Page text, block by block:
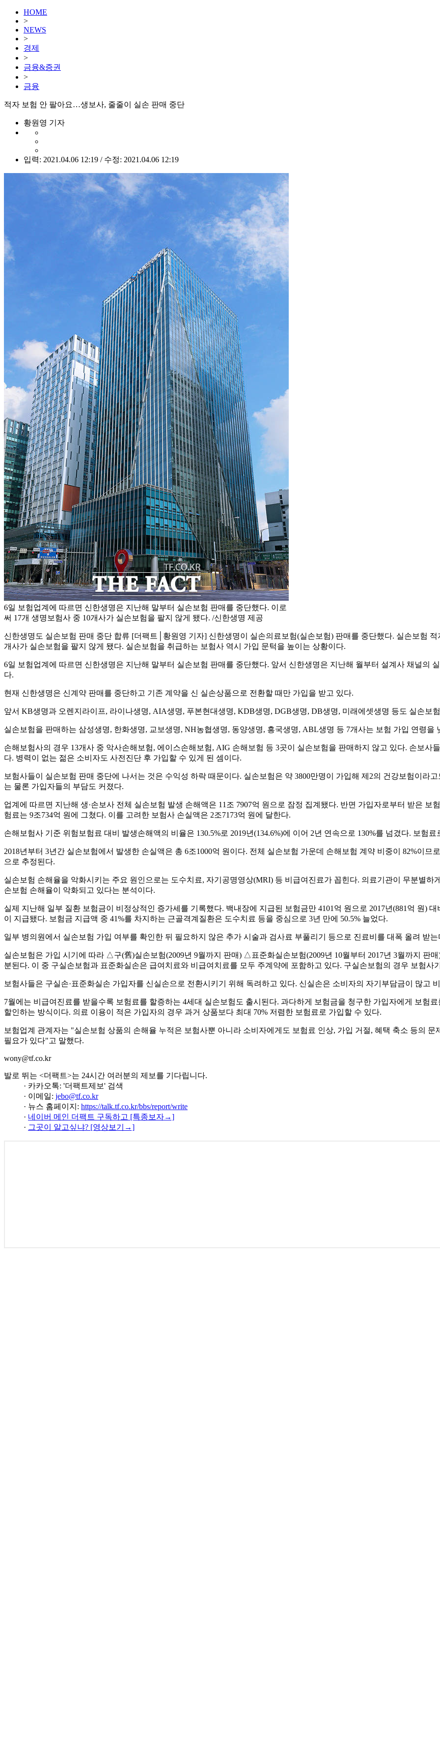
HOME
>
NEWS
>
경제
>
금융&증권
>
금융
적자 보험 안 팔아요…생보사, 줄줄이 실손 판매 중단
황원영 기자
입력: 2021.04.06 12:19 / 수정: 2021.04.06 12:19
6일 보험업계에 따르면 신한생명은 지난해 말부터 실손보험 판매를 중단했다. 이로
써 17개 생명보험사 중 10개사가 실손보험을 팔지 않게 됐다. /신한생명 제공
신한생명도 실손보험 판매 중단 합류 [더팩트│황원영 기자] 신한생명이 실손의료보험(실손보험) 판매를 중단했다. 실손보험
개사가 실손보험을 팔지 않게 됐다. 실손보험을 취급하는 보험사 역시 가입 문턱을 높이는 상황이다.
6일 보험업계에 따르면 신한생명은 지난해 말부터 실손보험 판매를 중단했다. 앞서 신한생명은 지난해 월부터 설계사 채널의
다.
현재 신한생명은 신계약 판매를 중단하고 기존 계약을 신 실손상품으로 전환할 때만 가입을 받고 있다.
앞서 KB생명과 오렌지라이프, 라이나생명, AIA생명, 푸본현대생명, KDB생명, DGB생명, DB생명, 미래에셋생명 등도 실손보
실손보험을 판매하는 삼성생명, 한화생명, 교보생명, NH농협생명, 동양생명, 흥국생명, ABL생명 등 7개사는 보험 가입 연령을
손해보험사의 경우 13개사 중 악사손해보험, 에이스손해보험, AIG 손해보험 등 3곳이 실손보험을 판매하지 않고 있다. 손보사
다. 병력이 없는 젊은 소비자도 사전진단 후 가입할 수 있게 된 셈이다.
보험사들이 실손보험 판매 중단에 나서는 것은 수익성 하락 때문이다. 실손보험은 약 3800만명이 가입해 제2의 건강보험이라
는 물론 가입자들의 부담도 커졌다.
업계에 따르면 지난해 생·손보사 전체 실손보험 발생 손해액은 11조 7907억 원으로 잠정 집계됐다. 반면 가입자로부터 받은
험료는 9조734억 원에 그쳤다. 이를 고려한 보험사 손실액은 2조7173억 원에 달한다.
손해보험사 기준 위험보험료 대비 발생손해액의 비율은 130.5%로 2019년(134.6%)에 이어 2년 연속으로 130%를 넘겼다. 보험
2018년부터 3년간 실손보험에서 발생한 손실액은 총 6조1000억 원이다. 전체 실손보험 가운데 손해보험 계약 비중이 82%이므
으로 추정된다.
실손보험 손해율을 악화시키는 주요 원인으로는 도수치료, 자기공명영상(MRI) 등 비급여진료가 꼽힌다. 의료기관이 무분별
손보험 손해율이 악화되고 있다는 분석이다.
실제 지난해 일부 질환 보험금이 비정상적인 증가세를 기록했다. 백내장에 지급된 보험금만 4101억 원으로 2017년(881억 원)
이 지급됐다. 보험금 지급액 중 41%를 차지하는 근골격계질환은 도수치료 등을 중심으로 3년 만에 50.5% 늘었다.
일부 병의원에서 실손보험 가입 여부를 확인한 뒤 필요하지 않은 추가 시술과 검사료 부풀리기 등으로 진료비를 대폭 올려 받
실손보험은 가입 시기에 따라 △구(舊)실손보험(2009년 9월까지 판매) △표준화실손보험(2009년 10월부터 2017년 3월까지 판
분된다. 이 중 구실손보험과 표준화실손은 급여치료와 비급여치료를 모두 주계약에 포함하고 있다. 구실손보험의 경우 보험사
보험사들은 구실손·표준화실손 가입자를 신실손으로 전환시키기 위해 독려하고 있다. 신실손은 소비자의 자기부담금이 많고
7월에는 비급여진료를 받을수록 보험료를 할증하는 4세대 실손보험도 출시된다. 과다하게 보험금을 청구한 가입자에게 보험
할인하는 방식이다. 의료 이용이 적은 가입자의 경우 과거 상품보다 최대 70% 저렴한 보험료로 가입할 수 있다.
보험업계 관계자는 "실손보험 상품의 손해율 누적은 보험사뿐 아니라 소비자에게도 보험료 인상, 가입 거절, 혜택 축소 등의
필요가 있다"고 말했다.
wony@tf.co.kr
발로 뛰는 <더팩트>는 24시간 여러분의 제보를 기다립니다.
· 카카오톡: '더팩트제보' 검색
· 이메일: jebo@tf.co.kr
· 뉴스 홈페이지: https://talk.tf.co.kr/bbs/report/write
· 네이버 메인 더팩트 구독하고 [특종보자→]
· 그곳이 알고싶냐? [영상보기→]